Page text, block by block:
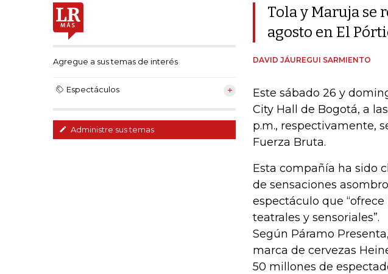
Agregue a sus temas de interés
Espectáculos
Administre sus temas
Tola y Maruja se
agosto en El
DAVID JÁUREGUI SARMIENTO
Este sábado 26 y
City Hall de Bogotá, a
p.m., respectivamente,
Fuerza Bruta.
Esta compañía ha sido
de sensaciones
espectáculo que
teatrales y sensoriales”.
Según Páramo
marca de cervezas
50 millones de